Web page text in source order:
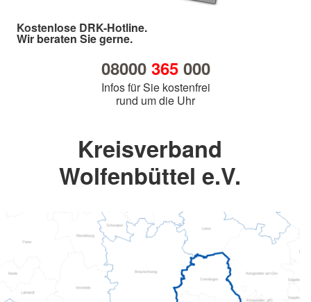
Kostenlose DRK-Hotline.
Wir beraten Sie gerne.
08000 365000
Infos für Sie kostenfrei
rund um die Uhr
Kreisverband
Wolfenbüttel e.V.